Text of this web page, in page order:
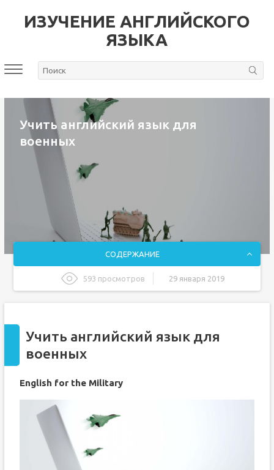
ИЗУЧЕНИЕ АНГЛИЙСКОГО
ЯЗЫКА
Учить английский язык для
военных
СОДЕРЖАНИЕ
593 просмотров 29 января 2019
Репетиторы по скайпу
Английский для военных — индивидуальный курс
«Английский для военных».
Учить английский язык для
военных
English for the Military